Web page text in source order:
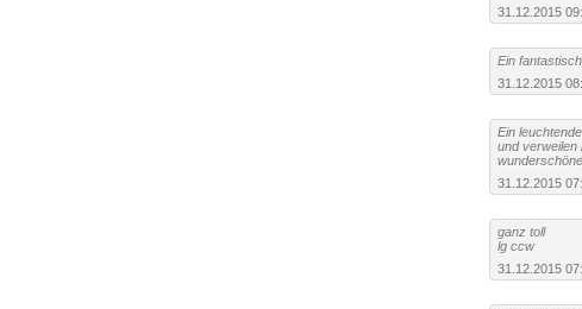
31.12.2015
Ein
31.12.2015
Ein
und verweilen
31.12.2015
ganz toll
lg ccw
31.12.2015